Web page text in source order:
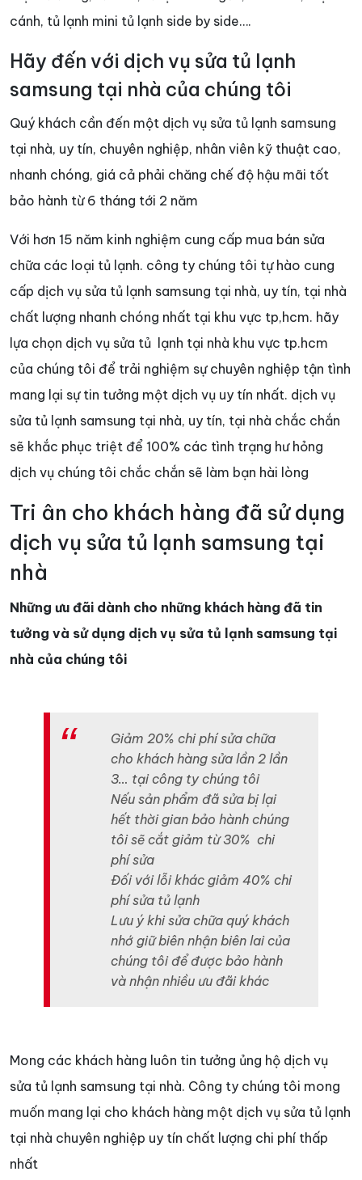
cánh, tủ lạnh mini tủ lạnh side by side….
Hãy đến với dịch vụ sửa tủ lạnh
samsung tại nhà của chúng tôi
Quý khách cần đến một dịch vụ sửa tủ lạnh samsung
tại nhà, uy tín, chuyên nghiệp, nhân viên kỹ thuật cao,
nhanh chóng, giá cả phải chăng chế độ hậu mãi tốt
bảo hành từ 6 tháng tới 2 năm
Với hơn 15 năm kinh nghiệm cung cấp mua bán sửa
chữa các loại tủ lạnh. công ty chúng tôi tự hào cung
cấp dịch vụ sửa tủ lạnh samsung tại nhà, uy tín, tại nhà
chất lượng nhanh chóng nhất tại khu vực tp,hcm. hãy
lựa chọn dịch vụ sửa tủ lạnh tại nhà khu vực tp.hcm
của chúng tôi để trải nghiệm sự chuyên nghiệp tận tình
mang lại sự tin tưởng một dịch vụ uy tín nhất. dịch vụ
sửa tủ lạnh samsung tại nhà, uy tín, tại nhà chắc chắn
sẽ khắc phục triệt để 100% các tình trạng hư hỏng
dịch vụ chúng tôi chắc chắn sẽ làm bạn hài lòng
Tri ân cho khách hàng đã sử dụng
dịch vụ sửa tủ lạnh samsung tại
nhà
Những ưu đãi dành cho những khách hàng đã tin
tưởng và sử dụng dịch vụ sửa tủ lạnh samsung tại
nhà của chúng tôi
Giảm 20% chi phí sửa chữa
cho khách hàng sửa lần 2 lần
3… tại công ty chúng tôi
Nếu sản phẩm đã sửa bị lại
hết thời gian bảo hành chúng
tôi sẽ cắt giảm từ 30% chi
phí sửa
Đối với lỗi khác giảm 40% chi
phí sửa tủ lạnh
Lưu ý khi sửa chữa quý khách
nhớ giữ biên nhận biên lai của
chúng tôi để được bảo hành
và nhận nhiều ưu đãi khác
Mong các khách hàng luôn tin tưởng ủng hộ dịch vụ
sửa tủ lạnh samsung tại nhà. Công ty chúng tôi mong
muốn mang lại cho khách hàng một dịch vụ sửa tủ lạnh
tại nhà chuyên nghiệp uy tín chất lượng chi phí thấp
nhất